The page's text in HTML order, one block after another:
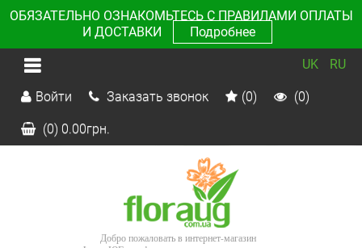
ОБЯЗАТЕЛЬНО ОЗНАКОМЬТЕСЬ С ПРАВИЛАМИ ОПЛАТЫ
И ДОСТАВКИ
Подробнее
UK RU
Войти Заказать звонок (0) (0)
(0) 0.00грн.
Добро пожаловать в интернет-магазин